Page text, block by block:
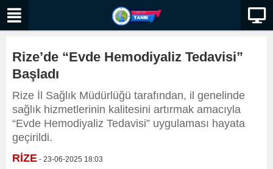
Rize’de “Evde Hemodiyaliz Tedavisi”
Başladı
Rize İl Sağlık Müdürlüğü tarafından, il genelinde
sağlık hizmetlerinin kalitesini artırmak amacıyla
“Evde Hemodiyaliz Tedavisi” uygulaması hayata
geçirildi.
RİZE - 23-06-2025 18:03